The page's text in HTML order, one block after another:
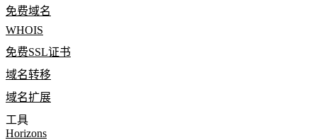
免费域名
WHOIS
免费SSL证书
域名转移
域名扩展
工具
Horizons